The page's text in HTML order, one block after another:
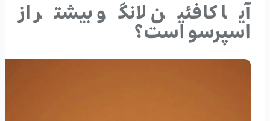
آیا کافئین لانگو بیشتر از
اسپرسو است؟